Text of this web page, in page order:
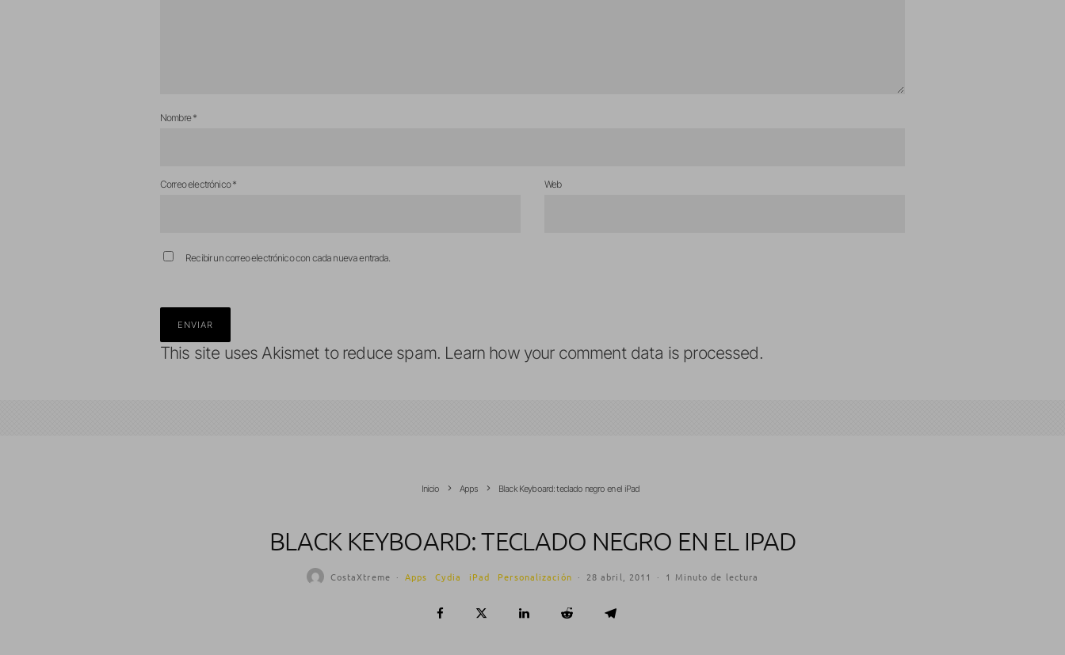
Nombre*
Correo electrónico* Web
Recibir un correo electrónico con cada nueva entrada.
This site uses Akismet to reduce spam. Learn how your comment data is processed.
Inicio Apps Black Keyboard: teclado negro en el iPad
BLACK KEYBOARD: TECLADO NEGRO EN EL IPAD
CostaXtreme · Apps Cydia iPad Personalización · 28 abril, 2011 · 1 Minuto de lectura